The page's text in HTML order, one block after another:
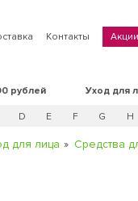
Контакты Акции
рублей Уход для
D E F G H
для лица Средства